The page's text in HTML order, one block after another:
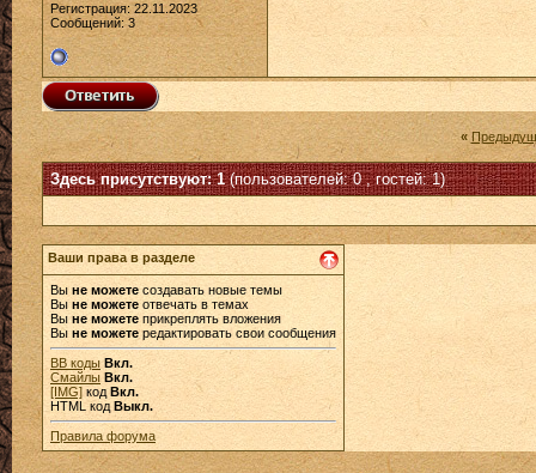
Регистрация: 22.11.2023
Сообщений: 3
«
Здесь присутствуют: 1(пользователей: 0 , гостей: 1)
Ваши права в разделе
Вы не можете создавать новые темы
Выне можете отвечать в темах
Выне можете прикреплять вложения
Вы не можетередактировать свои сообщения
BB коды Вкл.
Смайлы Вкл.
[IMG] код Вкл.
HTML код Выкл.
Правила форума